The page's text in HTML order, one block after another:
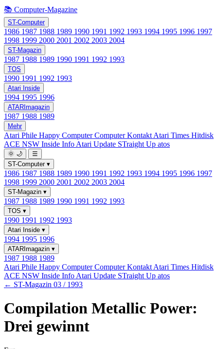
📚 Computer-Magazine
ST-Computer
1986 1987 1988 1989 1990 1991 1992 1993 1994 1995 1996 1997
1998 1999 2000 2001 2002 2003 2004
ST-Magazin
1987 1988 1989 1990 1991 1992 1993
TOS
1990 1991 1992 1993
Atari Inside
1994 1995 1996
ATARImagazin
1987 1988 1989
Mehr
Atari Phile Happy ComputerComputer Kontakt Atari Times Hitdisk
ACE NSW Inside Info Atari Update STraight Up atos
🌞 🌙
☰
ST-Computer ▾
1986 1987 1988 1989 1990 1991 1992 1993 1994 1995 1996 1997
1998 1999 2000 2001 2002 2003 2004
ST-Magazin ▾
1987 1988 1989 1990 1991 1992 1993
TOS ▾
1990 1991 1992 1993
Atari Inside ▾
1994 1995 1996
ATARImagazin ▾
1987 1988 1989
Atari Phile Happy ComputerComputer Kontakt Atari Times Hitdisk
ACE NSW Inside Info Atari Update STraight Up atos
← ST-Magazin 03 / 1993
Compilation Metallic Power:
Drei gewinnt